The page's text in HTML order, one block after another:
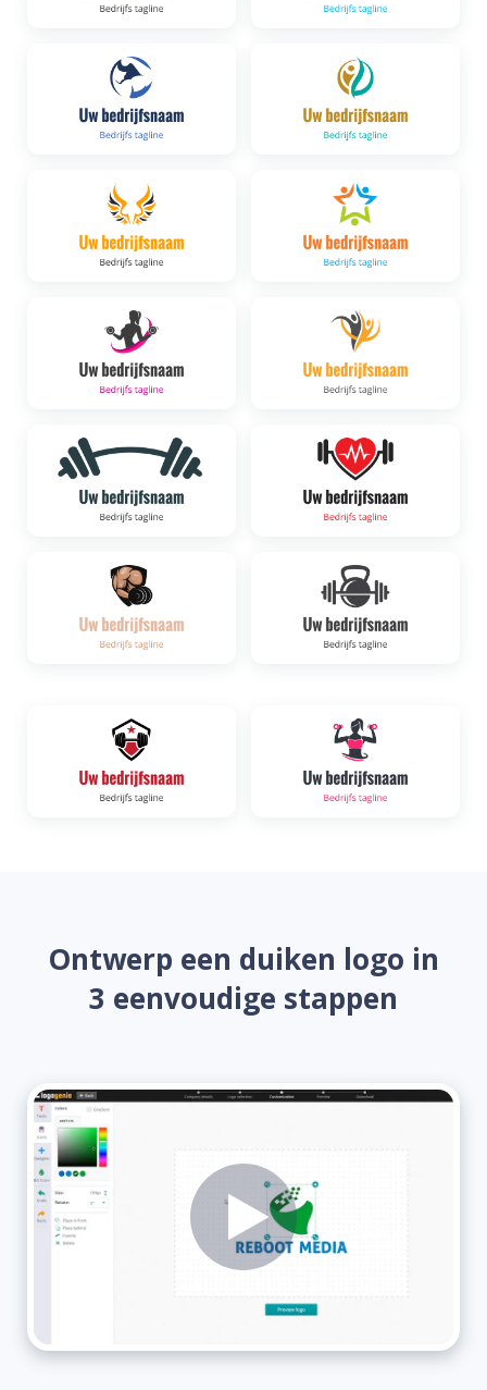
Ontwerp een duiken logo in
3 eenvoudige stappen